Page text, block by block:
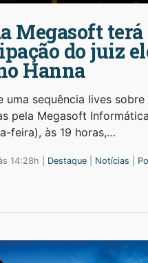
Megasoft terá
do juiz
Hanna
uma sequência lives
pela Megasoft
feira), às 19 horas,…
14:28h | Destaque Notícias